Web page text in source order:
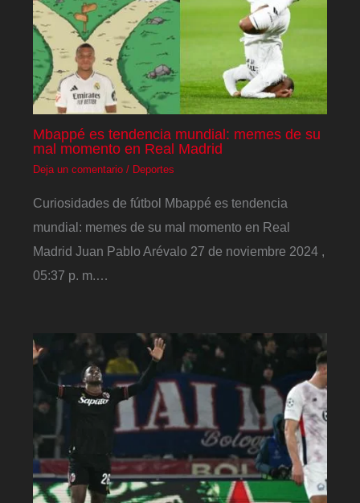
Mbappé es tendencia mundial: memes de su
mal momento en Real Madrid
Deja un comentario / Deportes
Curiosidades de fútbol Mbappé es tendencia
mundial: memes de su mal momento en Real
Madrid Juan Pablo Arévalo 27 de noviembre 2024 ,
05:37 p. m.…